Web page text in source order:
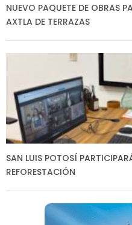
NUEVO PAQUETE DE OBRAS
AXTLA DE TERRAZAS
SAN LUIS POTOSÍ
REFORESTACIÓN